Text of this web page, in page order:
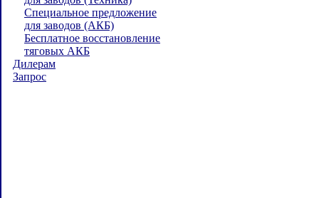
Специальное предложение
для заводов (АКБ)
Бесплатное восстановление
тяговых АКБ
Дилерам
Запрос